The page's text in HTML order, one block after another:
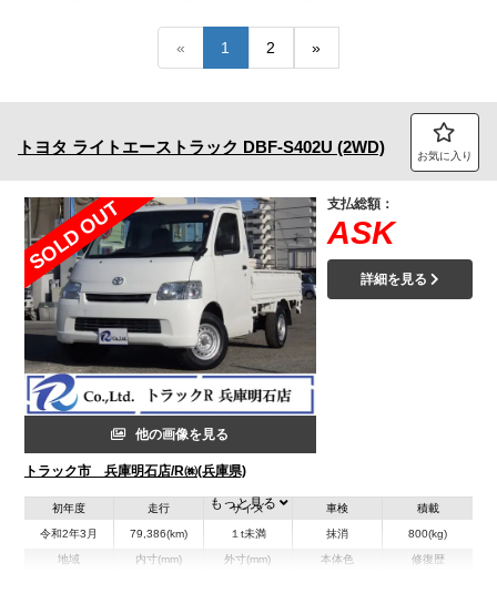
トラック市FC会員専用ページはこちら
ログイン
« 1 2 »
トヨタ ライトエーストラック DBF-S402U (2WD) お気に入り
SOLD OUT
他の画像を見る
トラック市 兵庫明石店/R㈱(兵庫県)
支払総額：
ASK
詳細を見る
初年度
令和2年3月
走行
79,386(km)
サイズ
１t未満
車検
抹消
積載
800(kg)
地域 内寸(mm) 外寸(mm) 本体色 修復歴
もっと見る